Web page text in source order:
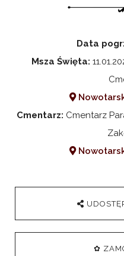
Data
Msza Święta:
Cmentarz: Cmentarz
✿